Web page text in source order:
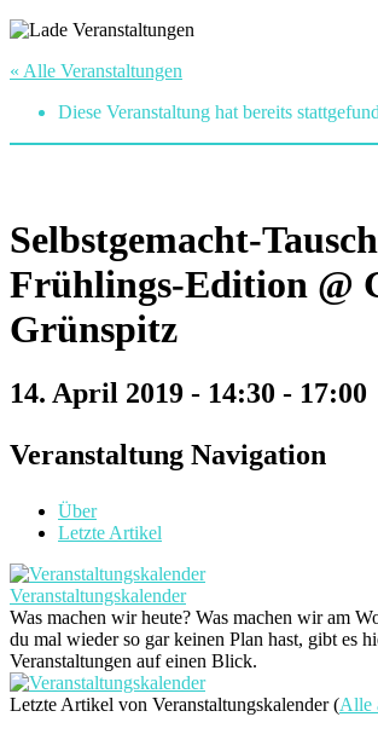
« Alle Veranstaltungen
Diese Veranstaltung hat bereits
Selbstgemacht-
Frühlings-Edition @
Grünspitz
14. April 2019 - 14:30 - 17:00
Veranstaltung Navigation
Über
Letzte Artikel
Veranstaltungskalender
Was machen wir heute? Was machen wir am
du mal wieder so gar keinen Plan hast, gibt es
Veranstaltungen auf einen Blick.
Letzte Artikel von Veranstaltungskalender(Alle